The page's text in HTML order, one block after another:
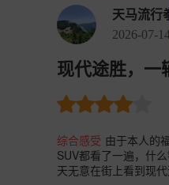
天马流行
2026-07-
现代途胜，一
综合感受 由于本人的
SUV都看了一遍，什
天无意在街上看到现